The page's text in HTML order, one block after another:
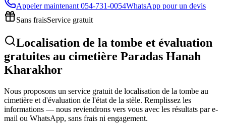
Appeler maintenant 054-731-0054WhatsApp pour un devis
Sans fraisService gratuit
Localisation de la tombe et évaluation
gratuites au cimetière Paradas Hanah
Kharakhor
Nous proposons un service gratuit de localisation de la tombe au
cimetière et d'évaluation de l'état de la stèle. Remplissez les
informations — nous reviendrons vers vous avec les résultats par e-
mail ou WhatsApp, sans frais ni engagement.